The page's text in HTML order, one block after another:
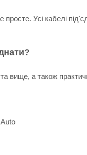
Усі кабелі
вище, а також